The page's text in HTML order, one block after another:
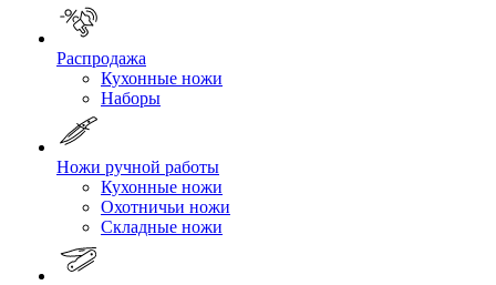
Распродажа
Кухонные ножи
Наборы
Ножи ручной работы
Кухонные ножи
Охотничьи ножи
Складные ножи